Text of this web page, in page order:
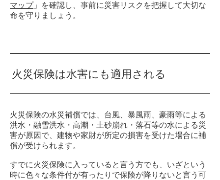
マップ」を確認し、事前に災害リスクを把握して大切な
命を守りましょう。
火災保険は水害にも適用される
火災保険の水災補償では、台風、暴風雨、豪雨等による
洪水・融雪洪水・高潮・土砂崩れ・落石等の水による災
害が原因で、建物や家財が所定の損害を受けた場合に補
償が受けられます。
すでに火災保険に入っていると言う方でも、いざという
時に色々な条件付が有ったりで保険が降りないと言う可